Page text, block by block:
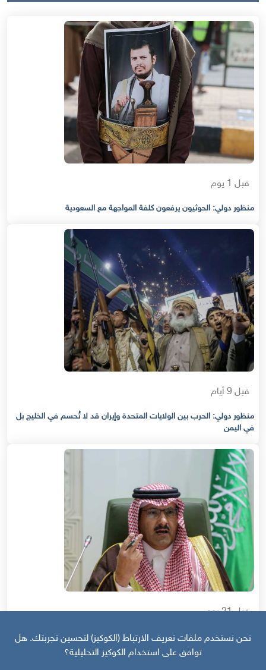
قبل 1 يوم
منظور دولي: الحوثيون يرفعون كلفة المواجهة مع السعودية
قبل 9 أيام
منظور دولي: الحرب بين الولايات المتحدة وإيران قد لا تُحسم في الخليج بل
في اليمن
قبل 21 يوم
منظور دولي | استراتيجية السعودية في اليمن: عصا للجنوبيين وجزرة لأوروبا
نحن نستخدم ملفات تعريف الارتباط (الكوكيز) لتحسين تجربتك. هل
توافق على استخدام الكوكيز التحليلية؟